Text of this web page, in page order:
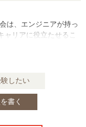
は、エンジニアが持っ
ャリアに役立たせるこ
したい
書く